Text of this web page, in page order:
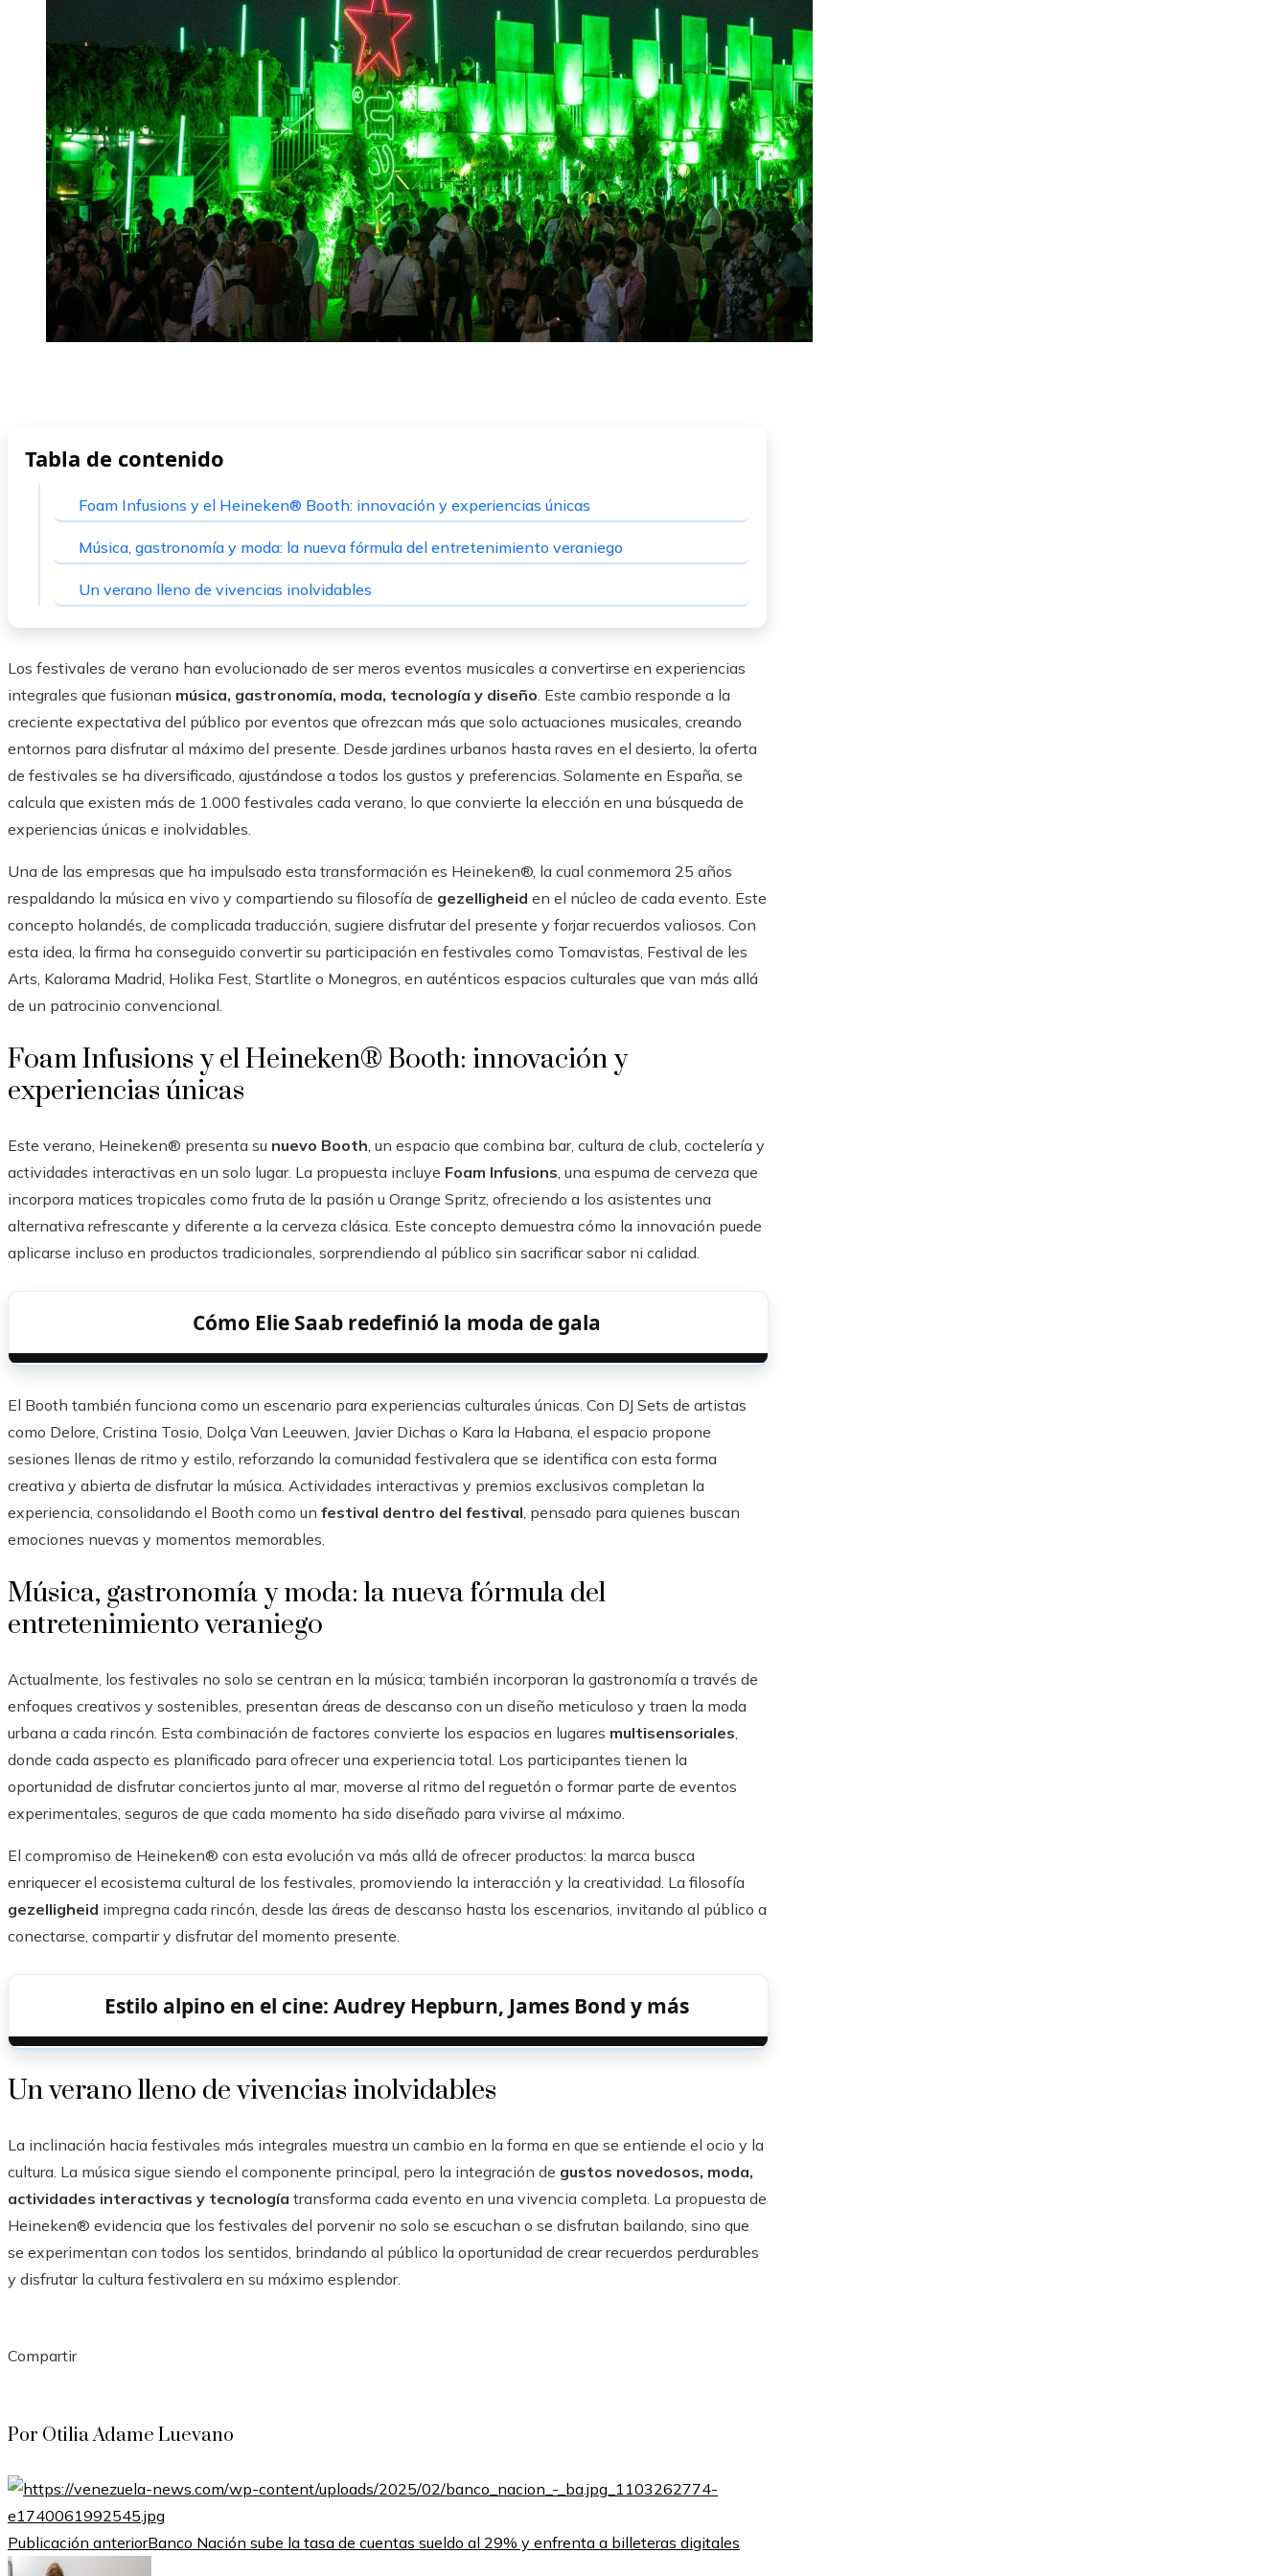
Tabla de contenido
Foam Infusions y el Heineken® Booth: innovación y experiencias únicas
Música, gastronomía y moda: la nueva fórmula del entretenimiento veraniego
Un verano lleno de vivencias inolvidables
Los festivales de verano han evolucionado de ser meros eventos musicales a convertirse en experiencias
integrales que fusionan música, gastronomía, moda, tecnología y diseño. Este cambio responde a la
creciente expectativa del público por eventos que ofrezcan más que solo actuaciones musicales, creando
entornos para disfrutar al máximo del presente. Desde jardines urbanos hasta raves en el desierto, la oferta
de festivales se ha diversificado, ajustándose a todos los gustos y preferencias. Solamente en España, se
calcula que existen más de 1.000 festivales cada verano, lo que convierte la elección en una búsqueda de
experiencias únicas e inolvidables.
Una de las empresas que ha impulsado esta transformación es Heineken®, la cual conmemora 25 años
respaldando la música en vivo y compartiendo su filosofía de gezelligheid en el núcleo de cada evento. Este
concepto holandés, de complicada traducción, sugiere disfrutar del presente y forjar recuerdos valiosos. Con
esta idea, la firma ha conseguido convertir su participación en festivales como Tomavistas, Festival de les
Arts, Kalorama Madrid, Holika Fest, Startlite o Monegros, en auténticos espacios culturales que van más allá
de un patrocinio convencional.
Foam Infusions y el Heineken® Booth: innovación y
experiencias únicas
Este verano, Heineken® presenta su nuevo Booth, un espacio que combina bar, cultura de club, coctelería y
actividades interactivas en un solo lugar. La propuesta incluye Foam Infusions, una espuma de cerveza que
incorpora matices tropicales como fruta de la pasión u Orange Spritz, ofreciendo a los asistentes una
alternativa refrescante y diferente a la cerveza clásica. Este concepto demuestra cómo la innovación puede
aplicarse incluso en productos tradicionales, sorprendiendo al público sin sacrificar sabor ni calidad.
Cómo Elie Saab redefinió la moda de gala
El Booth también funciona como un escenario para experiencias culturales únicas. Con DJ Sets de artistas
como Delore, Cristina Tosio, Dolça Van Leeuwen, Javier Dichas o Kara la Habana, el espacio propone
sesiones llenas de ritmo y estilo, reforzando la comunidad festivalera que se identifica con esta forma
creativa y abierta de disfrutar la música. Actividades interactivas y premios exclusivos completan la
experiencia, consolidando el Booth como un festival dentro del festival, pensado para quienes buscan
emociones nuevas y momentos memorables.
Música, gastronomía y moda: la nueva fórmula del
entretenimiento veraniego
Actualmente, los festivales no solo se centran en la música; también incorporan la gastronomía a través de
enfoques creativos y sostenibles, presentan áreas de descanso con un diseño meticuloso y traen la moda
urbana a cada rincón. Esta combinación de factores convierte los espacios en lugares multisensoriales,
donde cada aspecto es planificado para ofrecer una experiencia total. Los participantes tienen la
oportunidad de disfrutar conciertos junto al mar, moverse al ritmo del reguetón o formar parte de eventos
experimentales, seguros de que cada momento ha sido diseñado para vivirse al máximo.
El compromiso de Heineken® con esta evolución va más allá de ofrecer productos: la marca busca
enriquecer el ecosistema cultural de los festivales, promoviendo la interacción y la creatividad. La filosofía
gezelligheid impregna cada rincón, desde las áreas de descanso hasta los escenarios, invitando al público a
conectarse, compartir y disfrutar del momento presente.
Estilo alpino en el cine: Audrey Hepburn, James Bond y más
Un verano lleno de vivencias inolvidables
La inclinación hacia festivales más integrales muestra un cambio en la forma en que se entiende el ocio y la
cultura. La música sigue siendo el componente principal, pero la integración de gustos novedosos, moda,
actividades interactivas y tecnología transforma cada evento en una vivencia completa. La propuesta de
Heineken® evidencia que los festivales del porvenir no solo se escuchan o se disfrutan bailando, sino que
se experimentan con todos los sentidos, brindando al público la oportunidad de crear recuerdos perdurables
y disfrutar la cultura festivalera en su máximo esplendor.
Compartir
Por Otilia Adame Luevano
Publicación anteriorBanco Nación sube la tasa de cuentas sueldo al 29% y enfrenta a billeteras digitales